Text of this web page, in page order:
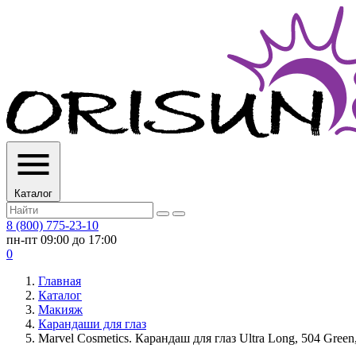
Каталог
8 (800) 775-23-10
пн-пт 09:00 до 17:00
0
Главная
Каталог
Макияж
Карандаши для глаз
Marvel Cosmetics. Карандаш для глаз Ultra Long, 504